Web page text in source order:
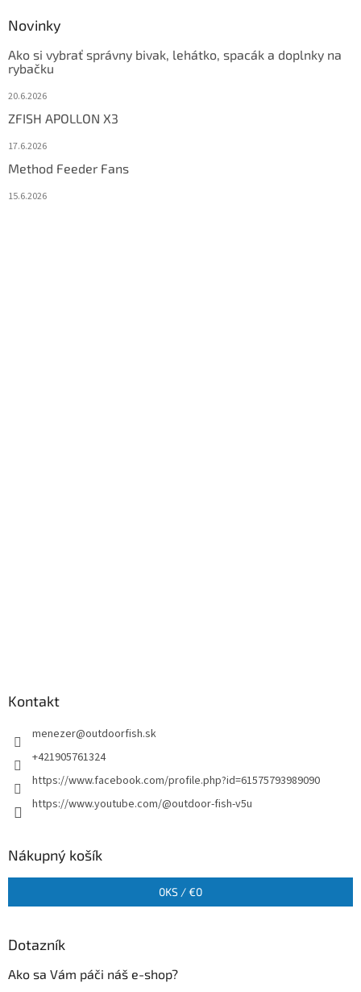
Novinky
Ako si vybrať správny bivak, lehátko, spacák a doplnky na
rybačku
20.6.2026
ZFISH APOLLON X3
17.6.2026
Method Feeder Fans
15.6.2026
Kontakt
menezer@outdoorfish.sk
+421905761324
https://www.facebook.com/profile.php?id=61575793989090
https://www.youtube.com/@outdoor-fish-v5u
Nákupný košík
0KS /€0
Dotazník
Ako sa Vám páči náš e-shop?